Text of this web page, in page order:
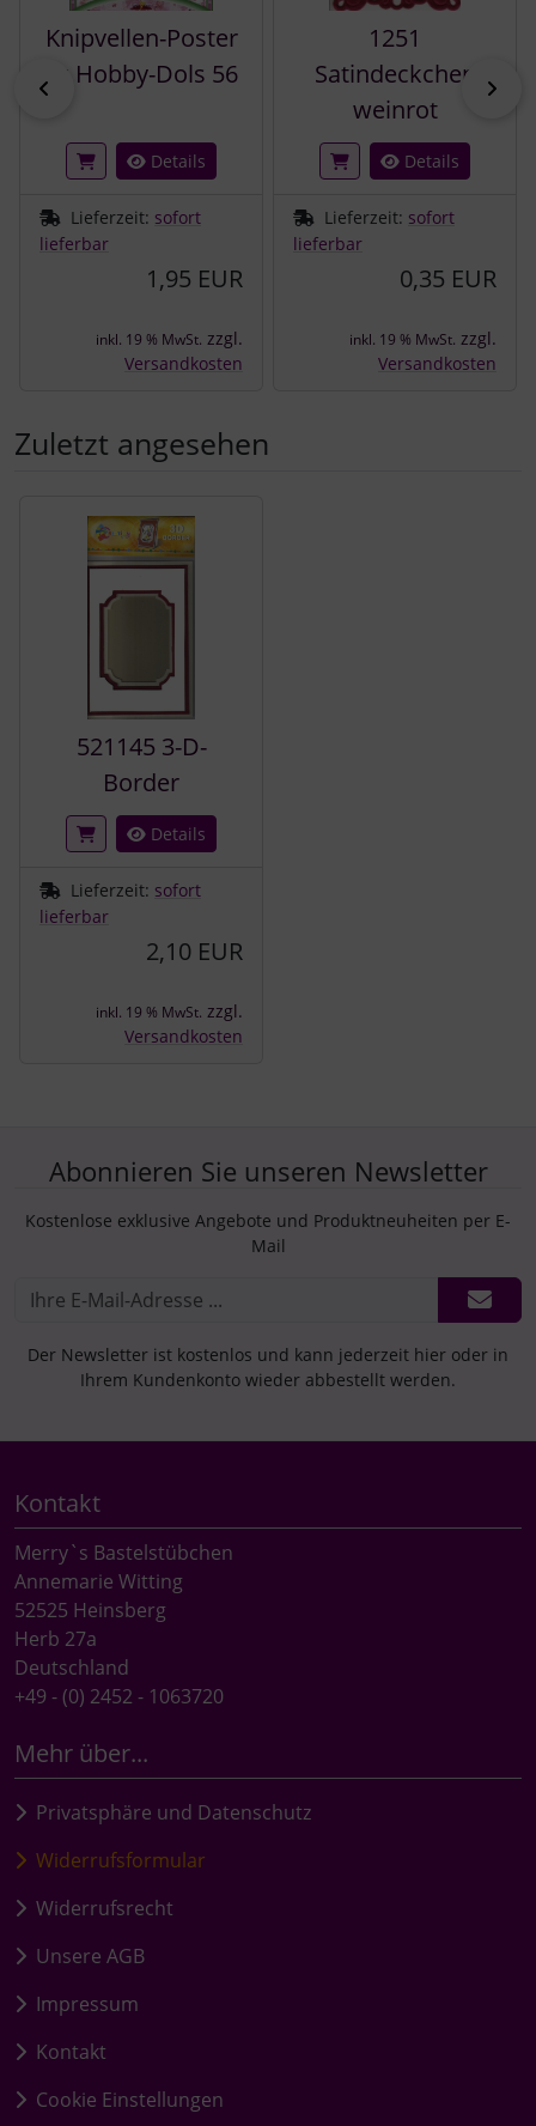
zurück
Knipvellen-Poster
zu Hobby-Dols 56
Details
Lieferzeit: sofort
lieferbar
1,95 EUR
inkl. 19 % MwSt. zzgl.
Versandkosten
1251
Satindeckchen
weinrot
Details
Lieferzeit: sofort
lieferbar
0,35 EUR
inkl. 19 % MwSt. zzgl.
Versandkosten
Zuletzt angesehen
521145 3-D-
Border
Details
Lieferzeit: sofort
lieferbar
2,10 EUR
inkl. 19 % MwSt. zzgl.
Versandkosten
Abonnieren Sie unseren Newsletter
Kostenlose exklusive Angebote und Produktneuheiten per E-
Mail
Der Newsletter ist kostenlos und kann jederzeit hier oder in
Ihrem Kundenkonto wieder abbestellt werden.
Kontakt
Merry`s Bastelstübchen
Annemarie Witting
52525 Heinsberg
Herb 27a
Deutschland
+49 - (0) 2452 - 1063720
Mehr über...
Privatsphäre und Datenschutz
Widerrufsformular
Widerrufsrecht
Unsere AGB
Impressum
Kontakt
Cookie Einstellungen